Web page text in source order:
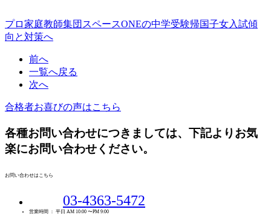
プロ家庭教師集団スペースONEの中学受験帰国子女入試傾
向と対策へ
前へ
一覧へ戻る
次へ
合格者お喜びの声はこちら
各種お問い合わせにつきましては、下記よりお気
楽にお問い合わせください。
お問い合わせはこちら
03-4363-5472
営業時間 ： 平日 AM 10:00 〜PM 9:00